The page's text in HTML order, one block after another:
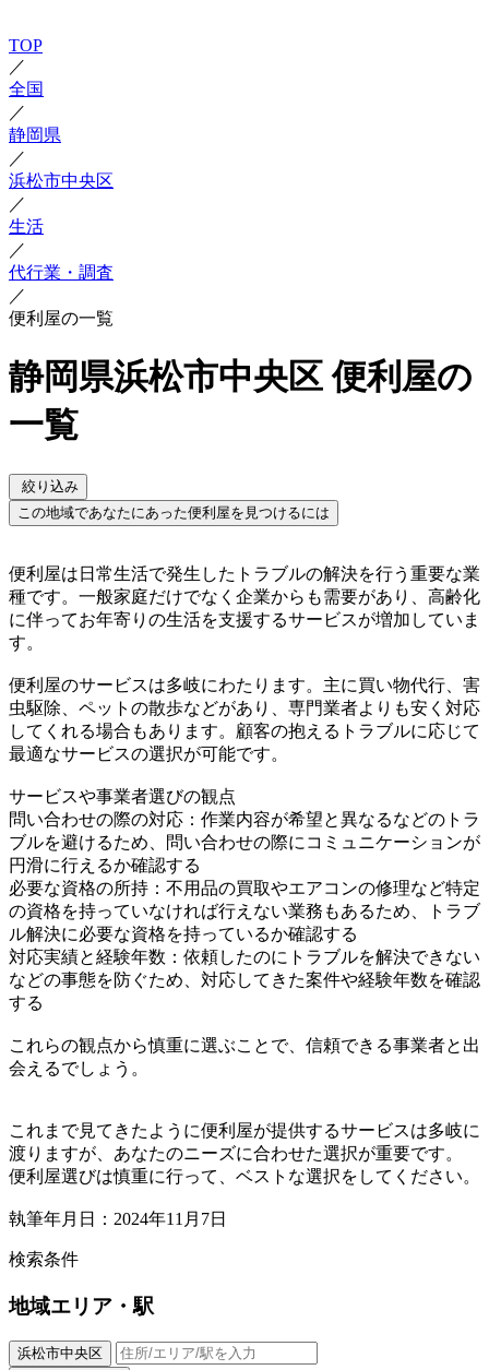
TOP
／
全国
／
静岡県
／
浜松市中央区
／
生活
／
代行業・調査
／
便利屋の一覧
静岡県浜松市中央区 便利屋の
一覧
絞り込み
この地域であなたにあった便利屋を見つけるには
便利屋は日常生活で発生したトラブルの解決を行う重要な業
種です。一般家庭だけでなく企業からも需要があり、高齢化
に伴ってお年寄りの生活を支援するサービスが増加していま
す。
便利屋のサービスは多岐にわたります。主に買い物代行、害
虫駆除、ペットの散歩などがあり、専門業者よりも安く対応
してくれる場合もあります。顧客の抱えるトラブルに応じて
最適なサービスの選択が可能です。
サービスや事業者選びの観点
問い合わせの際の対応：作業内容が希望と異なるなどのトラ
ブルを避けるため、問い合わせの際にコミュニケーションが
円滑に行えるか確認する
必要な資格の所持：不用品の買取やエアコンの修理など特定
の資格を持っていなければ行えない業務もあるため、トラブ
ル解決に必要な資格を持っているか確認する
対応実績と経験年数：依頼したのにトラブルを解決できない
などの事態を防ぐため、対応してきた案件や経験年数を確認
する
これらの観点から慎重に選ぶことで、信頼できる事業者と出
会えるでしょう。
これまで見てきたように便利屋が提供するサービスは多岐に
渡りますが、あなたのニーズに合わせた選択が重要です。
便利屋選びは慎重に行って、ベストな選択をしてください。
執筆年月日：2024年11月7日
検索条件
地域エリア・駅
浜松市中央区